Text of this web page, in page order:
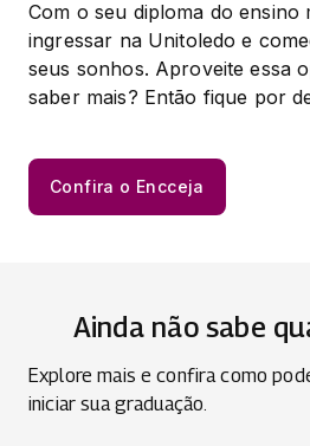
Com o seu diploma do ensino
ingressar na Unitoledo e
seus sonhos. Aproveite essa
saber mais? Então fique por
Confira o Encceja
Ainda não sabe
Explore mais e confira como
iniciar sua graduação.